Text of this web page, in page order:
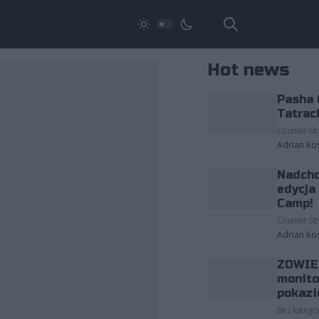
Hot news
Pasha
Counter-
Adrian
edycja
Camp!
Counter-
Adrian
Bez